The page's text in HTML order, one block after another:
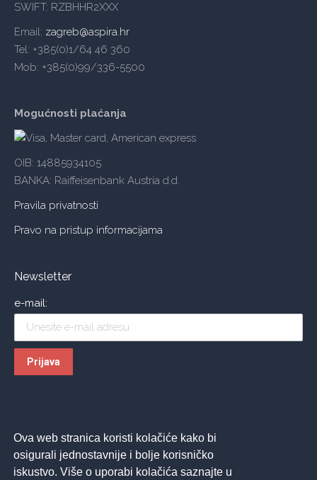
Ova web stranica koristi kolačiće kako bi
osigurali jednostavnije i bolje korisničko
iskustvo. Više o uporabi kolačića saznajte u
SWIFT: RZBHHR2XXX
Email: zagreb@aspira.hr
Tel: +385(0)1/64 46 360
Mob: +385(0)99/336-5500
Mogućnosti plaćanja
OIB: 14885934105
BANKA: Raiffeisenbank Austria d.d.
Pravila privatnosti
Pravo na pristup informacijama
Newsletter
e-mail: